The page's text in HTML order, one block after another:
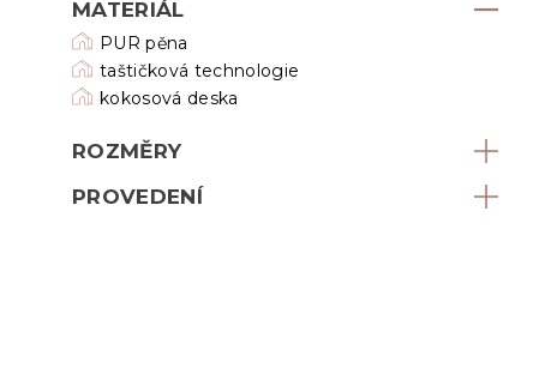
MATERIÁL
PUR pěna
taštičková technologie
kokosová deska
ROZMĚRY
PROVEDENÍ